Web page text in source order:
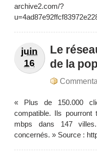
archive2.com/?
juin
16
Le
de la
« Plus de 150.000
compatible. Ils pourront
mbps dans 147
concernés. » Source :